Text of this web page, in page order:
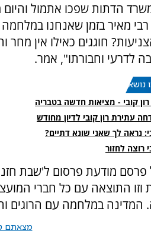
הדתות שפכו אתמול והיום
רבי מאיר בזמן שאנחנו
חוגגים כאילו אין מחר
לדרעי וחבורתו", אמר.
נושא:
קובי - מציאות חדשה בטבריה
עתירת רון קובי לדיון מחודש
נראה לך שאני שונא דתיים?
רוצה לחזור
פרסם מודעת פרסום ל'שבת
וזו התוצאה עם כל חברי
המדינה במלחמה עם הרוגים
מצאתם